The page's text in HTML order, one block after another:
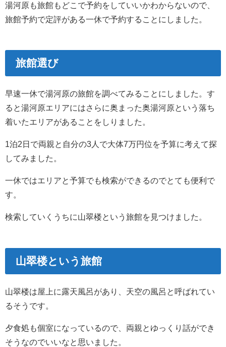
湯河原も旅館もどこで予約をしていいかわからないので、
旅館予約で定評がある一休で予約することにしました。
旅館選び
早速一休で湯河原の旅館を調べてみることにしました。す
ると湯河原エリアにはさらに奥まった奥湯河原という落ち
着いたエリアがあることをしりました。
1泊2日で両親と自分の3人で大体7万円位を予算に考えて探
してみました。
一休ではエリアと予算でも検索ができるのでとても便利で
す。
検索していくうちに山翠楼という旅館を見つけました。
山翠楼という旅館
山翠楼は屋上に露天風呂があり、天空の風呂と呼ばれてい
るそうです。
夕食処も個室になっているので、両親とゆっくり話ができ
そうなのでいいなと思いました。